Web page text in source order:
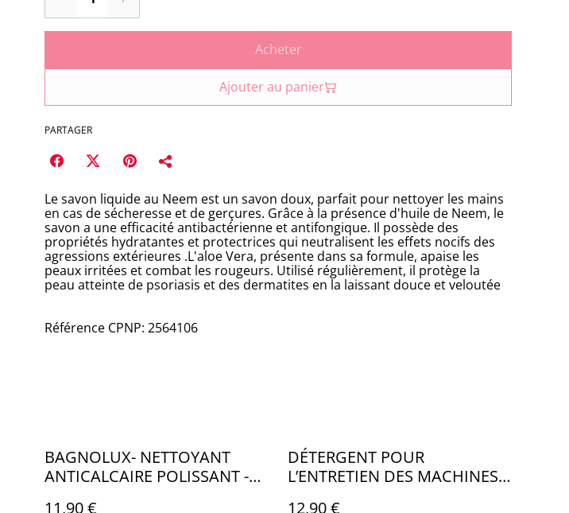
Acheter
Ajouter au panier
PARTAGER
Le savon liquide au Neem est un savon doux, parfait pour nettoyer les mains
en cas de sécheresse et de gerçures. Grâce à la présence d'huile de Neem, le
savon a une efficacité antibactérienne et antifongique. Il possède des
propriétés hydratantes et protectrices qui neutralisent les effets nocifs des
agressions extérieures .L'aloe Vera, présente dans sa formule, apaise les
peaux irritées et combat les rougeurs. Utilisé régulièrement, il protège la
peau atteinte de psoriasis et des dermatites en la laissant douce et veloutée
Référence CPNP: 2564106
BAGNOLUX- NETTOYANT
ANTICALCAIRE POLISSANT -
11,90 €
DÉTERGENT POUR
L’ENTRETIEN DES MACHINES
12,90 €